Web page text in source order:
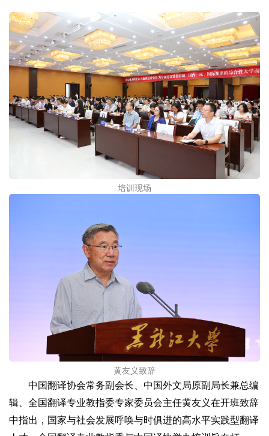
培训现场
黄友义致辞
中国翻译协会常务副会长、中国外文局原副局长兼总编
辑、全国翻译专业教指委专家委员会主任黄友义在开班致辞
中指出，国家与社会发展呼唤与时俱进的高水平实践型翻译